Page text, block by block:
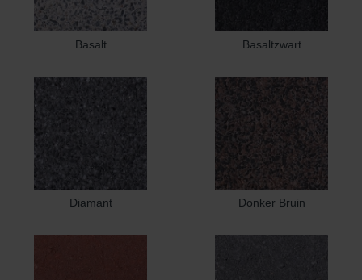
Basalt Basaltzwart
Diamant Donker Bruin